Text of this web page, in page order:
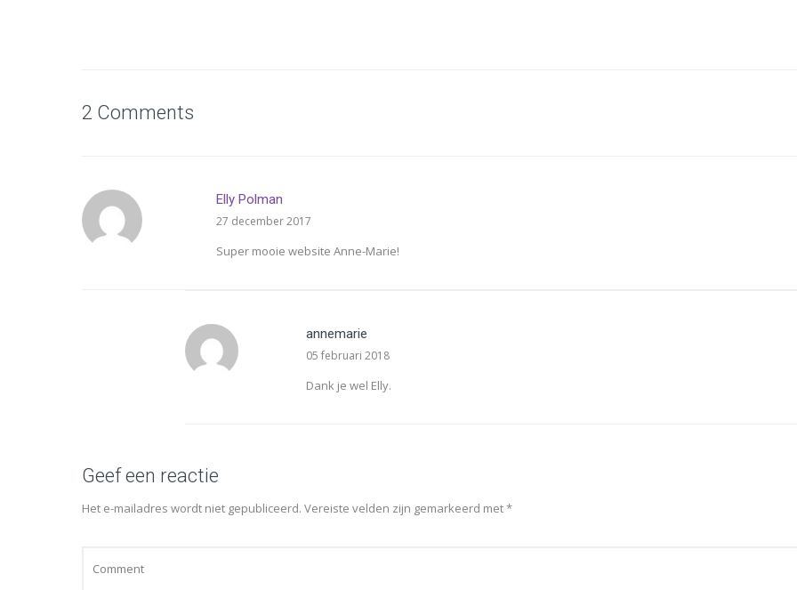
2 Comments
Elly Polman
27 december 2017
Super mooie website Anne-Marie!
annemarie
05 februari 2018
Dank je wel Elly.
Geef een reactie
Het e-mailadres wordt niet gepubliceerd. Vereiste velden zijn gemarkeerd met*